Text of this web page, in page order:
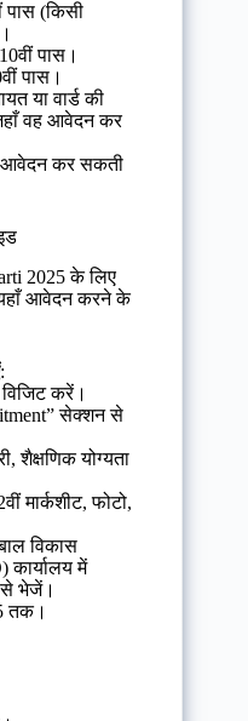
पास (किसी
पास।
पास।
या वार्ड की
जहाँ वह आवेदन कर
आवेदन कर सकती
2025 के लिए
आवेदन करने के
:
करें।
सेक्शन से
शैक्षणिक योग्यता
मार्कशीट, फोटो,
विकास
कार्यालय में
से भेजें।
तक।